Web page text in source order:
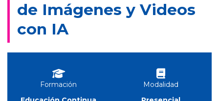
de Imágenes y Videos
con IA
Formación
Modalidad